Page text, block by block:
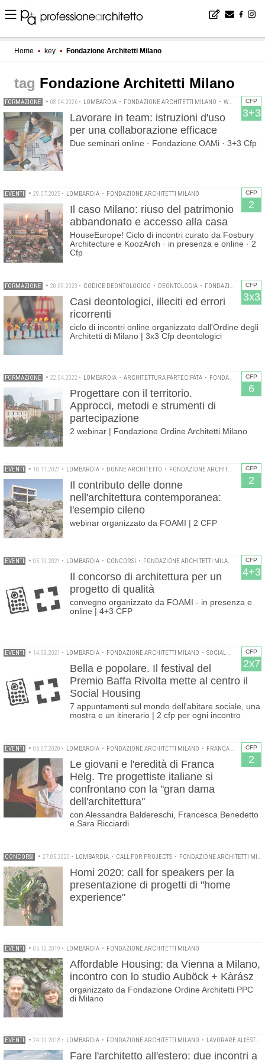
Home ▪ key ▪ Fondazione Architetti Milano
Fondazione Architetti Milano
CFP
3+3
FORMAZIONE • 08.04.2026 • LOMBARDIA • FONDAZIONE ARCHITETTI MILANO • WEBINAR
Lavorare in team: istruzioni d'uso
per una collaborazione efficace
Due seminari online · Fondazione OAMi · 3+3 Cfp
CFP
2
EVENTI • 29.07.2025 • LOMBARDIA • FONDAZIONE ARCHITETTI MILANO
Il caso Milano: riuso del patrimonio
abbandonato e accesso alla casa
HouseEurope! Ciclo di incontri curato da Fosbury
Architecture e KoozArch · in presenza e online · 2
Cfp
CFP
3x3
FORMAZIONE • 20.09.2023 • CODICE DEONTOLOGICO • DEONTOLOGIA • FONDAZIONE ARCHITETTI MILANO
Casi deontologici, illeciti ed errori
ricorrenti
ciclo di incontri online organizzato dall'Ordine degli
Architetti di Milano | 3x3 Cfp deontologici
CFP
6
FORMAZIONE • 22.04.2022 • LOMBARDIA • ARCHITETTURA PARTECIPATA • FONDAZIONE ARCHITETTI MILANO
Progettare con il territorio.
Approcci, metodi e strumenti di
partecipazione
2 webinar | Fondazione Ordine Architetti Milano
CFP
2
EVENTI • 18.11.2021 • LOMBARDIA • DONNE ARCHITETTO • FONDAZIONE ARCHITETTI MILANO
Il contributo delle donne
nell'architettura contemporanea:
l'esempio cileno
webinar organizzato da FOAMI | 2 CFP
CFP
4+3
EVENTI • 05.10.2021 • LOMBARDIA • CONCORSI • FONDAZIONE ARCHITETTI MILANO
Il concorso di architettura per un
progetto di qualità
convegno organizzato da FOAMI - in presenza e
online | 4+3 CFP
CFP
2x7
EVENTI • 14.09.2021 • LOMBARDIA • FONDAZIONE ARCHITETTI MILANO • SOCIAL HOUSING
Bella e popolare. Il festival del
Premio Baffa Rivolta mette al centro il
Social Housing
7 appuntamenti sul mondo dell'abitare sociale, una
mostra e un itinerario | 2 cfp per ogni incontro
CFP
2
EVENTI • 06.07.2020 • LOMBARDIA • FONDAZIONE ARCHITETTI MILANO • FRANCA HELG
Le giovani e l'eredità di Franca
Helg. Tre progettiste italiane si
confrontano con la "gran dama
dell'architettura"
con Alessandra Baldereschi, Francesca Benedetto
e Sara Ricciardi
CONCORSI • 27.05.2020 • LOMBARDIA • CALL FOR PROJECTS • FONDAZIONE ARCHITETTI MILANO
Homi 2020: call for speakers per la
presentazione di progetti di "home
experience"
EVENTI • 05.12.2019 • LOMBARDIA • FONDAZIONE ARCHITETTI MILANO
Affordable Housing: da Vienna a Milano,
incontro con lo studio Auböck + Kàrász
organizzato da Fondazione Ordine Architetti PPC
di Milano
EVENTI • 24.10.2018 • LOMBARDIA • FONDAZIONE ARCHITETTI MILANO • LAVORARE ALL'ESTERO
Fare l'architetto all'estero: due incontri a